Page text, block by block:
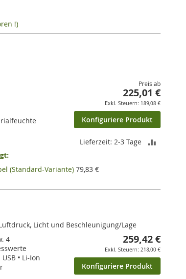
!)
Preis ab
225,01 €
189,08 €
Konfiguriere Produkt
Lieferzeit: 2-3 Tage
(Standard-Variante) 79,83 €
Licht und Beschleunigung/Lage
4
• Li-Ion
259,42 €
218,00 €
Konfiguriere Produkt